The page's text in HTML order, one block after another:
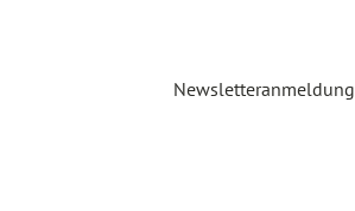
Newsletteranmeldung